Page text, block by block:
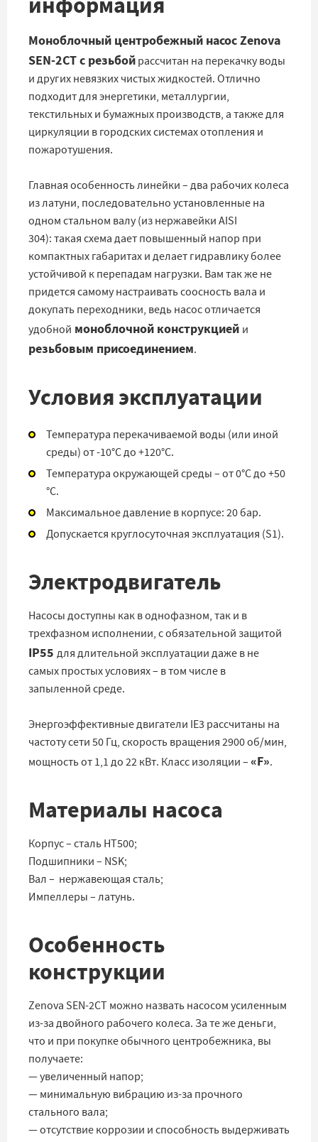
Моноблочный центробежный насос Zenova
SEN-2CT с резьбой рассчитан на перекачку воды
и других невязких чистых жидкостей. Отлично
подходит для энергетики, металлургии,
текстильных и бумажных производств, а также для
циркуляции в городских системах отопления и
пожаротушения.
Главная особенность линейки – два рабочих колеса
из латуни, последовательно установленные на
одном стальном валу (из нержавейки AISI
304): такая схема дает повышенный напор при
компактных габаритах и делает гидравлику более
устойчивой к перепадам нагрузки. Вам так же не
придется самому настраивать соосность вала и
докупать переходники, ведь насос отличается
удобной моноблочной конструкцией и
резьбовым присоединением.
Условия эксплуатации
Температура перекачиваемой воды (или иной
среды) от -10°C до +120°C.
Температура окружающей среды – от 0°C до +50
°C.
Максимальное давление в корпусе: 20 бар.
Допускается круглосуточная эксплуатация (S1).
Электродвигатель
Насосы доступны как в однофазном, так и в
трехфазном исполнении, с обязательной защитой
IP55 для длительной эксплуатации даже в не
самых простых условиях – в том числе в
запыленной среде.
Энергоэффективные двигатели IE3 рассчитаны на
частоту сети 50 Гц, скорость вращения 2900 об/мин,
мощность от 1,1 до 22 кВт. Класс изоляции – «F».
Материалы насоса
Корпус – сталь HT500;
Подшипники – NSK;
Вал – нержавеющая сталь;
Импеллеры – латунь.
Особенность
конструкции
Zenova SEN-2CT можно назвать насосом усиленным
из-за двойного рабочего колеса. За те же деньги,
что и при покупке обычного центробежника, вы
получаете:
— увеличенный напор;
— минимальную вибрацию из-за прочного
стального вала;
— отсутствие коррозии и способность выдерживать